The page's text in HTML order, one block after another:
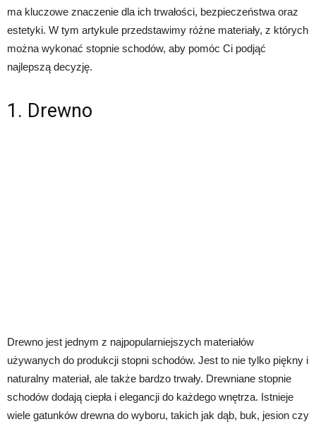
ma kluczowe znaczenie dla ich trwałości, bezpieczeństwa oraz
estetyki. W tym artykule przedstawimy różne materiały, z których
można wykonać stopnie schodów, aby pomóc Ci podjąć
najlepszą decyzję.
1. Drewno
Drewno jest jednym z najpopularniejszych materiałów
używanych do produkcji stopni schodów. Jest to nie tylko piękny i
naturalny materiał, ale także bardzo trwały. Drewniane stopnie
schodów dodają ciepła i elegancji do każdego wnętrza. Istnieje
wiele gatunków drewna do wyboru, takich jak dąb, buk, jesion czy